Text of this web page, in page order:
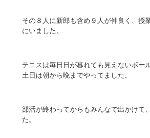
その８人に新郎も含め９人が仲良く、授
にいました。
テニスは毎日日が暮れても見えないボー
土日は朝から晩までやってました。
部活が終わってからもみんなで出かけて
た。